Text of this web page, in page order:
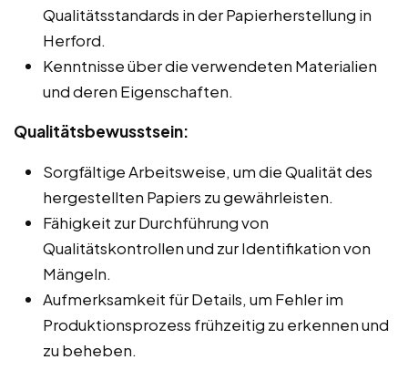
Qualitätsstandards in der Papierherstellung in
Herford.
Kenntnisse über die verwendeten Materialien
und deren Eigenschaften.
Qualitätsbewusstsein:
Sorgfältige Arbeitsweise, um die Qualität des
hergestellten Papiers zu gewährleisten.
Fähigkeit zur Durchführung von
Qualitätskontrollen und zur Identifikation von
Mängeln.
Aufmerksamkeit für Details, um Fehler im
Produktionsprozess frühzeitig zu erkennen und
zu beheben.